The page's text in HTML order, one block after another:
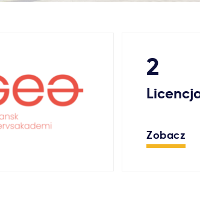
2
Zobacz